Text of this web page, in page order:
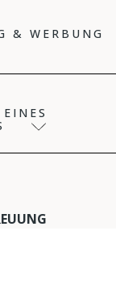
& WERBUNG